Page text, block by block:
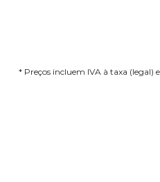
* Preços incluem IVA à taxa (legal)